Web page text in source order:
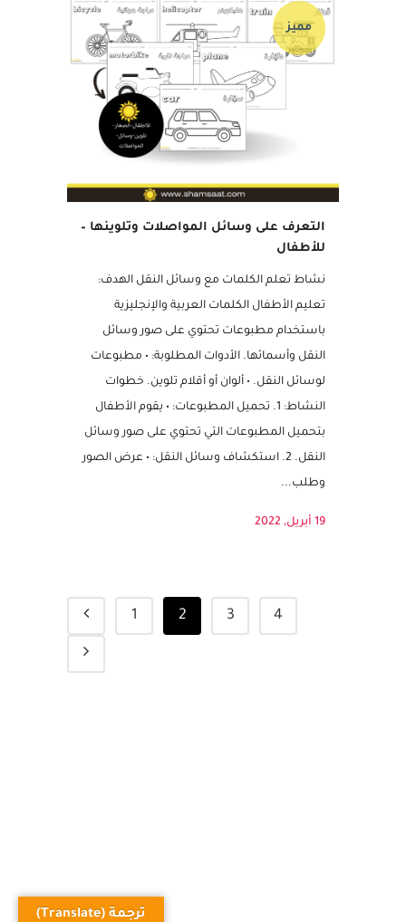
التعرف على وسائل المواصلات وتلوينها –
للأطفال
نشاط تعلم الكلمات مع وسائل النقل الهدف:
تعليم الأطفال الكلمات العربية والإنجليزية
باستخدام مطبوعات تحتوي على صور وسائل
النقل وأسمائها. الأدوات المطلوبة: • مطبوعات
لوسائل النقل. • ألوان أو أقلام تلوين. خطوات
النشاط: 1. تحميل المطبوعات: • يقوم الأطفال
بتحميل المطبوعات التي تحتوي على صور وسائل
النقل. 2. استكشاف وسائل النقل: • عرض الصور
ترجمة (Translate)